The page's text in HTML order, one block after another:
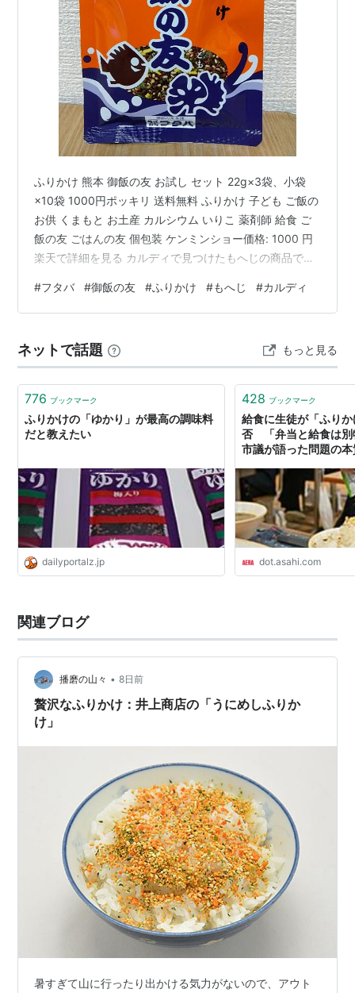
ふりかけ 熊本 御飯の友 お試し セット 22g×3袋、小袋
×10袋 1000円ポッキリ 送料無料 ふりかけ 子ども ご飯の
お供 くまもと お土産 カルシウム いりこ 薬剤師 給食 ご
飯の友 ごはんの友 個包装 ケンミンショー価格: 1000 円
楽天で詳細を見る カルディで見つけたもへじの商品で
んのホームページによると、御飯の友が誕生したのは大
正2年、薬剤師の吉丸末吉さんという方が、カルシウム不
法を考案されたそうです。それが人気になり今も続く御
飯の友につながっているとのことです。2歳の娘が…
#フタバ #御飯の友 #ふりかけ #もへじ #カルディ
ネットで話題 もっと見る
776 ブックマーク
ふりかけの「ゆかり」が最高の調味料
だと教えたい
dailyportalz.jp
428 ブックマーク
給食に生徒が「ふり
否 「弁当と給食は別
市議が語った問題の
dot.asahi.com
関連ブログ
播磨の山々 • 8日前
贅沢なふりかけ：井上商店の「うにめしふりか
け」
暑すぎて山に行ったり出かける気力がないので、アウト